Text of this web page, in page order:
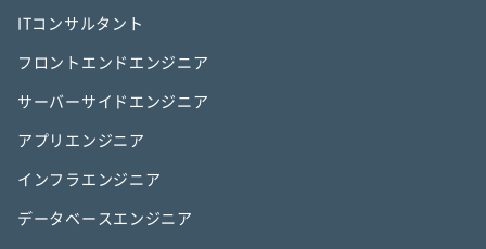
ITコンサルタント
フロントエンドエンジニア
サーバーサイドエンジニア
アプリエンジニア
インフラエンジニア
データベースエンジニア